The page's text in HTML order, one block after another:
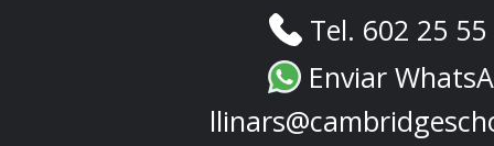
Tel. 602 25
Enviar